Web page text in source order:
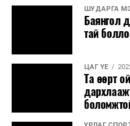
аймгуудын нутгийн
нутгаар сэрүүснэ.
ШУДАРГА
Баянгол
тай
ЦАГ ҮЕ
Та өөрт